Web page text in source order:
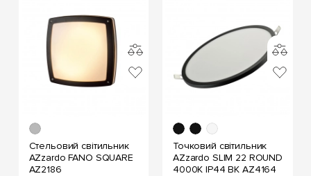
Стельовий світильник
AZzardo FANO SQUARE
AZ2186
Точковий світильник
AZzardo SLIM 22 ROUND
4000K IP44 BK AZ4164